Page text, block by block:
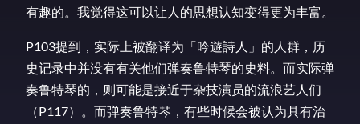
有趣的。我觉得这可以让人的思想认知变得更为丰富。
P103提到，实际上被翻译为「吟遊詩人」的人群，历
史记录中并没有有关他们弹奏鲁特琴的史料。而实际弹
奏鲁特琴的，则可能是接近于杂技演员的流浪艺人们
（P117）。而弹奏鲁特琴，有些时候会被认为具有治